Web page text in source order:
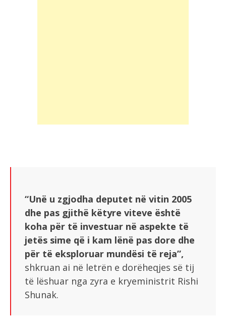
“Unë u zgjodha deputet në vitin 2005
dhe pas gjithë këtyre viteve është
koha për të investuar në aspekte të
jetës sime që i kam lënë pas dore dhe
për të eksploruar mundësi të reja”,
shkruan ai në letrën e dorëheqjes së tij
të lëshuar nga zyra e kryeministrit Rishi
Shunak.